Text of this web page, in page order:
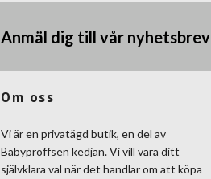
Anmäl dig till vår nyhetsbrev
Om oss
Vi är en privatägd butik, en del av
Babyproffsen kedjan. Vi vill vara ditt
självklara val när det handlar om att köpa